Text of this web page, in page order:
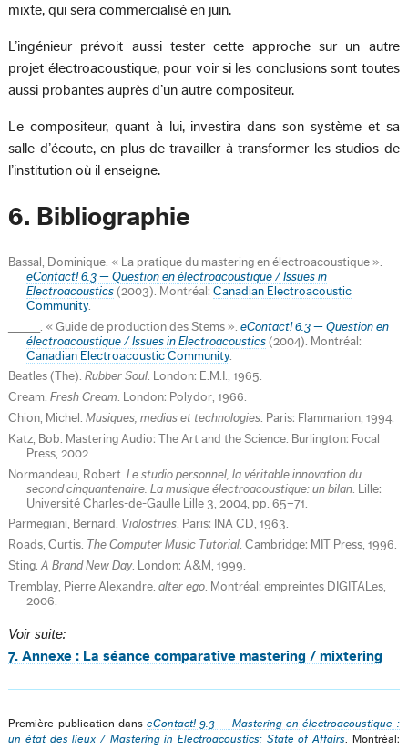
mixte, qui sera commercialisé en juin.
L’ingénieur prévoit aussi tester cette approche sur un autre
projet électroacoustique, pour voir si les conclusions sont toutes
aussi probantes auprès d’un autre compositeur.
Le compositeur, quant à lui, investira dans son système et sa
salle d’écoute, en plus de travailler à transformer les studios de
l’institution où il enseigne.
6. Bibliographie
Bassal, Dominique. « La pratique du mastering en électroacoustique ».
eContact! 6.3 — Question en électroacoustique / Issues in
Electroacoustics (2003). Montréal:Canadian Electroacoustic
Community.
_____. « Guide de production des Stems ». eContact! 6.3 — Question en
électroacoustique / Issues in Electroacoustics (2004). Montréal:
Canadian Electroacoustic Community
Beatles (The). Rubber Soul. London: E.M.I., 1965.
Cream. Fresh Cream. London: Polydor, 1966.
Chion, Michel. Musiques, medias et technologies. Paris: Flammarion, 1994.
Katz, Bob. Mastering Audio: The Art and the Science. Burlington: Focal
Press, 2002.
Normandeau, Robert. Le studio personnel, la véritable innovation du
second cinquantenaire. La musique électroacoustique: un bilan . Lille:
Université Charles-de-Gaulle Lille 3, 2004, pp. 65–71.
Parmegiani, Bernard. Violostries. Paris: INA CD, 1963.
Roads, Curtis. The Computer Music Tutorial. Cambridge: MIT Press, 1996.
Sting. A Brand New Day. London: A&M, 1999.
Tremblay, Pierre Alexandre. alter ego. Montréal: empreintes DIGITALes,
2006.
Voir suite:
7. Annexe : La séance comparative mastering / mixtering
Première publication danseContact! 9.3 — Mastering en électroacoustique :
un état des lieux / Mastering in Electroacoustics: State of Affairs. Montréal: